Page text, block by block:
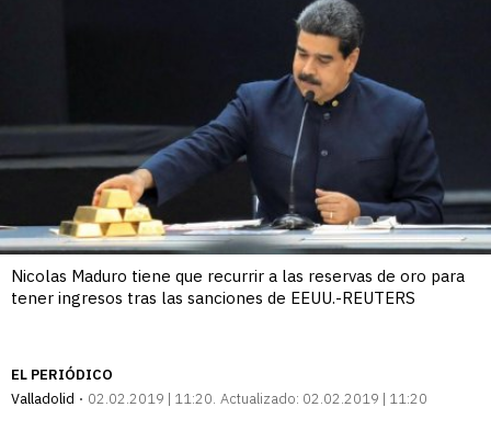
Nicolas Maduro tiene que recurrir a las reservas de oro para
tener ingresos tras las sanciones de EEUU.-REUTERS
EL PERIÓDICO
Valladolid
02.02.2019 | 11:20 Actualizado: 02.02.2019 | 11:20